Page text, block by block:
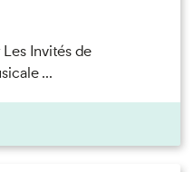
Invités de
...